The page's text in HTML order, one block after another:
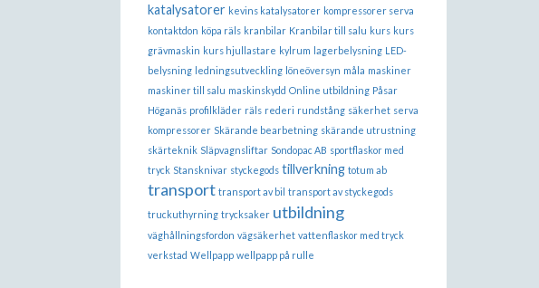
katalysatorer kevins katalysatorer kompressorer serva
kontaktdon köpa räls kranbilar Kranbilar till salu kurs kurs
grävmaskin kurs hjullastare kylrum lagerbelysning LED-
belysning ledningsutveckling löneöversyn måla maskiner
maskiner till salu maskinskydd Online utbildning Påsar
Höganäs profilkläder räls rederi rundstång säkerhet serva
kompressorer Skärande bearbetning skärande utrustning
skärteknik Släpvagnsliftar Sondopac AB sportflaskor med
tryck Stansknivar styckegods tillverkning totum ab
transport transport av bil transport av styckegods
truckuthyrning trycksaker utbildning
väghållningsfordon vägsäkerhet vattenflaskor med tryck
verkstad Wellpapp wellpapp på rulle